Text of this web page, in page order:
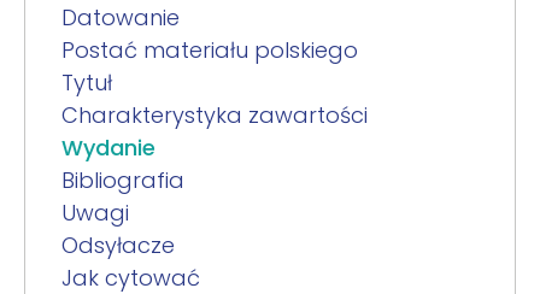
Datowanie
Postać materiału polskiego
Tytuł
Charakterystyka zawartości
Wydanie
Bibliografia
Uwagi
Odsyłacze
Jak cytować